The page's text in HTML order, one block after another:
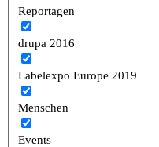
Reportagen
drupa 2016
Labelexpo Europe 2019
Menschen
Events